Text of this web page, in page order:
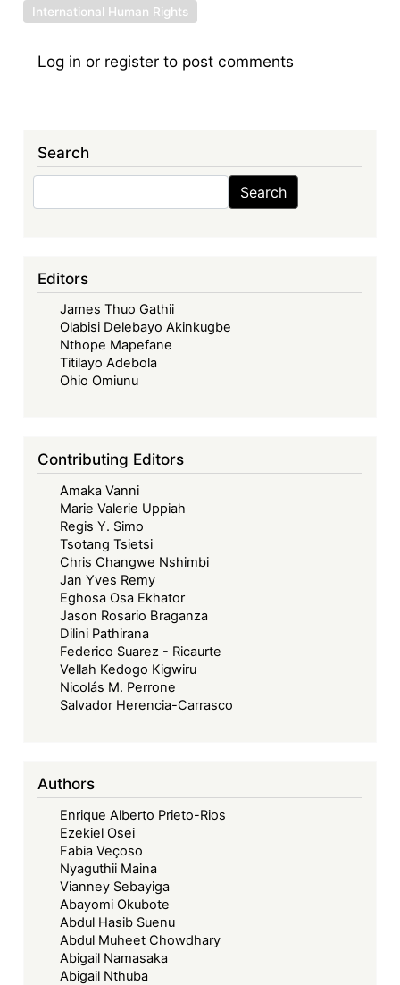
International Human Rights
Log in or register to post comments
Search
Search
Editors
James Thuo Gathii
Olabisi Delebayo Akinkugbe
Nthope Mapefane
Titilayo Adebola
Ohio Omiunu
Contributing Editors
Amaka Vanni
Marie Valerie Uppiah
Regis Y. Simo
Tsotang Tsietsi
Chris Changwe Nshimbi
Jan Yves Remy
Eghosa Osa Ekhator
Jason Rosario Braganza
Dilini Pathirana
Federico Suarez - Ricaurte
Vellah Kedogo Kigwiru
Nicolás M. Perrone
Salvador Herencia-Carrasco
Authors
Enrique Alberto Prieto-Rios
Ezekiel Osei
Fabia Veçoso
Nyaguthii Maina
Vianney Sebayiga
Abayomi Okubote
Abdul Hasib Suenu
Abdul Muheet Chowdhary
Abigail Namasaka
Abigail Nthuba